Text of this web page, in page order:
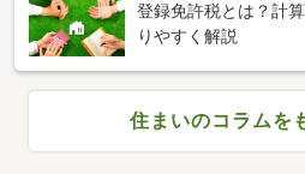
登録免許税とは？計
りやすく解説
住まいのコラムを